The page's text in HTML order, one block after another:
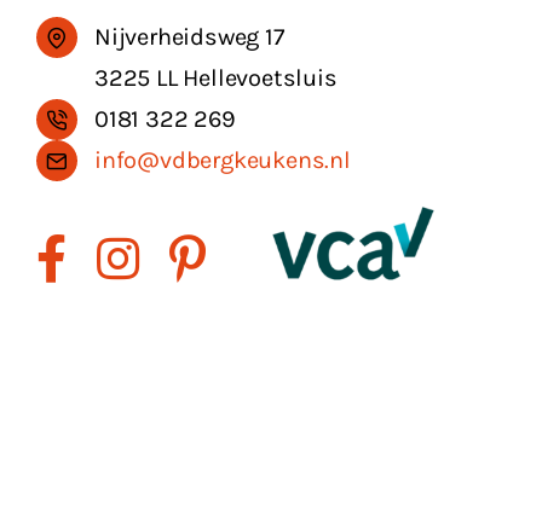
Nijverheidsweg 17
3225 LL Hellevoetsluis
0181 322 269
info@vdbergkeukens.nl